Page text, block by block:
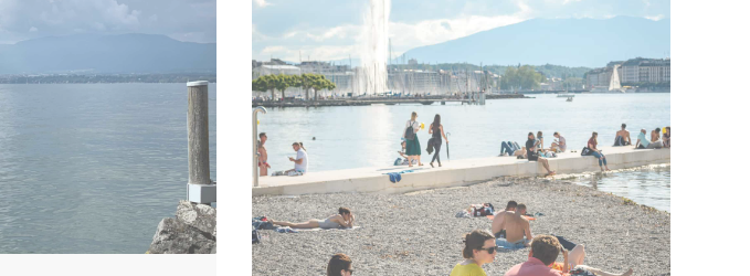
ESCAPE GAMES EN PLEIN AIR À GENÈVE
Quoi ?En famille ou entre amis, partez à l’aventure munis de votre
matériel d’enquêteurs ainsi que d’une tablette numérique qui vous
guidera tout le long de votre parcours.
Quand ?
Toute l'année
Où ?
En ville de Genève
CARLOS SCHWABE